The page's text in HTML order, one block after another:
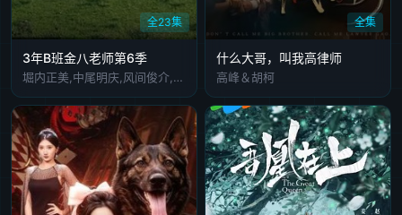
全23集
3年B班金八老师第6季
堀内正美,中尾明庆,风间俊介,星野真里,倍赏美津子,武田铁矢,上户彩,本仮屋唯佳,佐藤贵广,增田贵久,麻里也,深江卓次,三谷侑未
全集
什么大哥，叫我高律师
高峰＆胡柯